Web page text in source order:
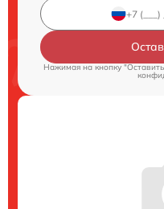
Нажимая на кнопку